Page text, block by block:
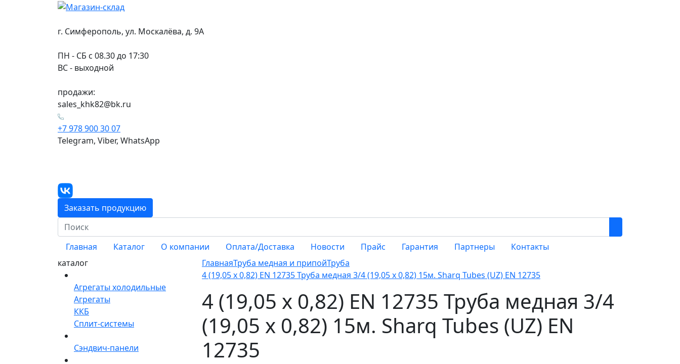
г. Симферополь, ул. Москалёва, д. 9А
ПН - СБ с 08.30 до 17:30
ВС - выходной
продажи:
sales_khk82@bk.ru
+7 978 900 30 07
Telegram, Viber, WhatsApp
Заказать продукцию
Главная Каталог О компании Оплата/Доставка Новости Прайс Гарантия Партнеры
Контакты
каталог
Агрегаты холодильные
Агрегаты
ККБ
Сплит-системы
Сэндвич-панели
ГлавнаяТруба медная и припойТруба
4 (19,05 х 0,82) EN 12735 Труба медная 3/4 (19,05 х 0,82) 15м. Sharq Tubes (UZ) EN 12735
4 (19,05 х 0,82) EN 12735 Труба медная 3/4
(19,05 х 0,82) 15м. Sharq Tubes (UZ) EN
12735